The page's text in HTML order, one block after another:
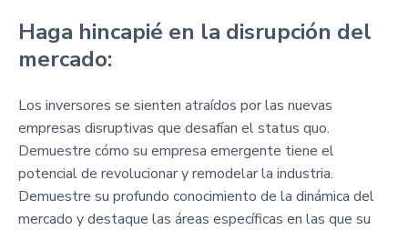
Haga hincapié en la disrupción del
mercado:
Los inversores se sienten atraídos por las nuevas
empresas disruptivas que desafían el status quo.
Demuestre cómo su empresa emergente tiene el
potencial de revolucionar y remodelar la industria.
Demuestre su profundo conocimiento de la dinámica del
mercado y destaque las áreas específicas en las que su